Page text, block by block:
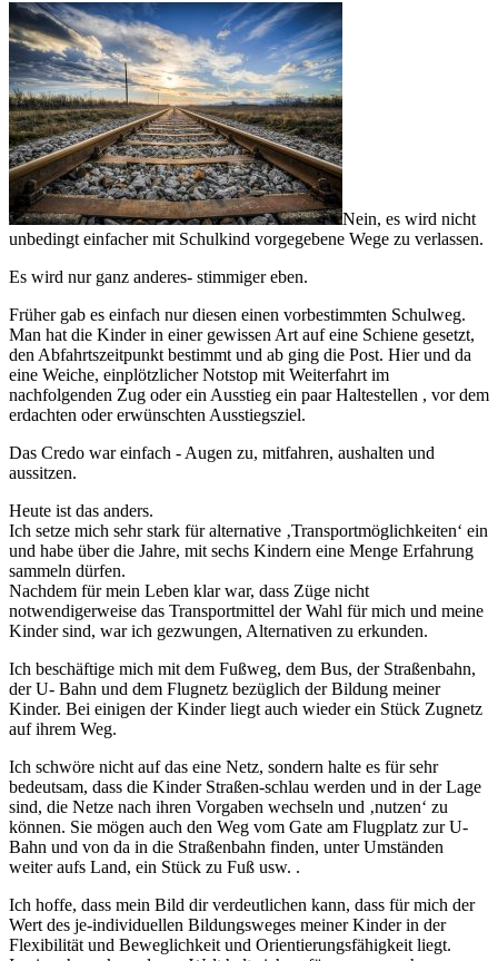
Nein, es wird nicht
unbedingt einfacher mit Schulkind vorgegebene Wege zu verlassen.
Es wird nur ganz anderes- stimmiger eben.
Früher gab es einfach nur diesen einen vorbestimmten Schulweg.
Man hat die Kinder in einer gewissen Art auf eine Schiene gesetzt,
den Abfahrtszeitpunkt bestimmt und ab ging die Post. Hier und da
eine Weiche, einplötzlicher Notstop mit Weiterfahrt im
nachfolgenden Zug oder ein Ausstieg ein paar Haltestellen , vor dem
erdachten oder erwünschten Ausstiegsziel.
Das Credo war einfach - Augen zu, mitfahren, aushalten und
aussitzen.
Heute ist das anders.
Ich setze mich sehr stark für alternative ‚Transportmöglichkeiten‘ ein
und habe über die Jahre, mit sechs Kindern eine Menge Erfahrung
sammeln dürfen.
Nachdem für mein Leben klar war, dass Züge nicht
notwendigerweise das Transportmittel der Wahl für mich und meine
Kinder sind, war ich gezwungen, Alternativen zu erkunden.
Ich beschäftige mich mit dem Fußweg, dem Bus, der Straßenbahn,
der U- Bahn und dem Flugnetz bezüglich der Bildung meiner
Kinder. Bei einigen der Kinder liegt auch wieder ein Stück Zugnetz
auf ihrem Weg.
Ich schwöre nicht auf das eine Netz, sondern halte es für sehr
bedeutsam, dass die Kinder Straßen-schlau werden und in der Lage
sind, die Netze nach ihren Vorgaben wechseln und ‚nutzen‘ zu
können. Sie mögen auch den Weg vom Gate am Flugplatz zur U-
Bahn und von da in die Straßenbahn finden, unter Umständen
weiter aufs Land, ein Stück zu Fuß usw. .
Ich hoffe, dass mein Bild dir verdeutlichen kann, dass für mich der
Wert des je-individuellen Bildungsweges meiner Kinder in der
Flexibilität und Beweglichkeit und Orientierungsfähigkeit liegt.